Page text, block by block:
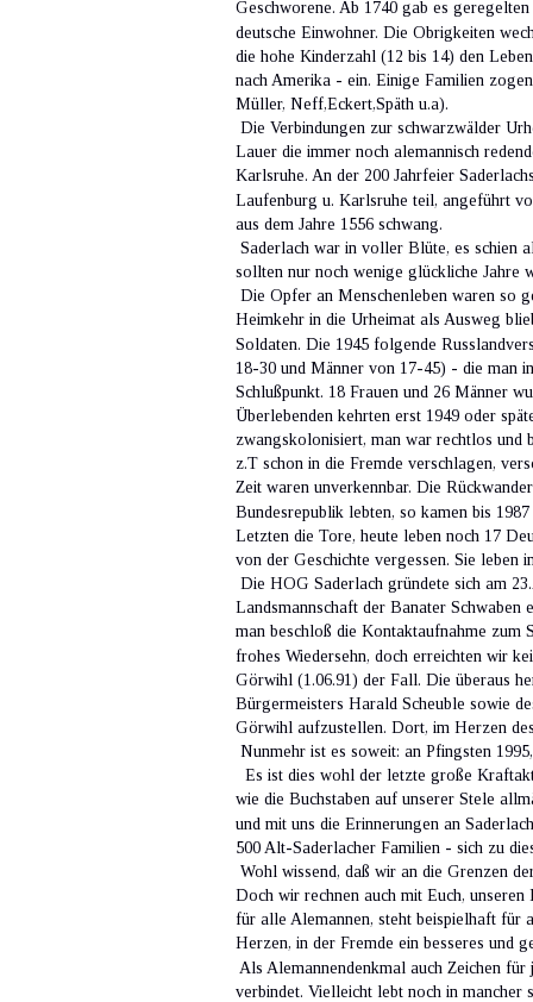
Geschworene. Ab 1740 gab es
deutsche Einwohner. Die Obrigkeiten
die hohe Kinderzahl (12 bis 14) den
nach Amerika - ein. Einige Familien
Müller, Neff,Eckert,Späth u.a).
Die Verbindungen zur schwarzwälder
Lauer die immer noch alemannisch
Karlsruhe. An der 200 Jahrfeier
Laufenburg u. Karlsruhe teil, angeführt
aus dem Jahre 1556 schwang.
Saderlach war in voller Blüte, es schien
sollten nur noch wenige glückliche Jahre
Die Opfer an Menschenleben waren so
Heimkehr in die Urheimat als Ausweg
Soldaten. Die 1945 folgende
18-30 und Männer von 17-45) - die man
Schlußpunkt. 18 Frauen und 26 Männer
Überlebenden kehrten erst 1949 oder
zwangskolonisiert, man war rechtlos und
z.T schon in die Fremde verschlagen,
Zeit waren unverkennbar. Die
Bundesrepublik lebten, so kamen bis
Letzten die Tore, heute leben noch 17
von der Geschichte vergessen. Sie leben
Die HOG Saderlach gründete sich am
Landsmannschaft der Banater Schwaben
man beschloß die Kontaktaufnahme zum
frohes Wiedersehn, doch erreichten wir
Görwihl (1.06.91) der Fall. Die überaus
Bürgermeisters Harald Scheuble sowie
Görwihl aufzustellen. Dort, im Herzen
Nunmehr ist es soweit: an Pfingsten
Es ist dies wohl der letzte große
wie die Buchstaben auf unserer Stele
und mit uns die Erinnerungen an
500 Alt-Saderlacher Familien - sich zu
Wohl wissend, daß wir an die Grenzen
Doch wir rechnen auch mit Euch,
für alle Alemannen, steht beispielhaft für
Herzen, in der Fremde ein besseres und
Als Alemannendenkmal auch Zeichen
verbindet. Vielleicht lebt noch in